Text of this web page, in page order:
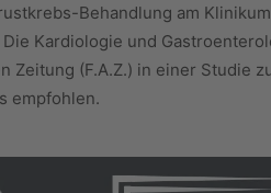
Behandlung am
Kardiologie und
Zeitung (F.A.Z.) in einer Studie
empfohlen.